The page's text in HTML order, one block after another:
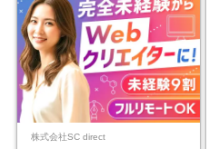
株式会社SC direct